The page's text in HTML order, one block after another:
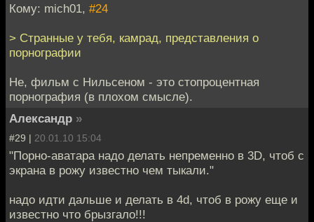
Кому: mich01, #24
> Странные у тебя, камрад, представления о
порнографии
Не, фильм с Нильсеном - это стопроцентная
порнография (в плохом смысле).
Александр »
#29 | 20.01.10 15:04
"Порно-аватара надо делать непременно в 3D, чтоб с
экрана в рожу известно чем тыкали."
надо идти дальше и делать в 4d, чтоб в рожу еще и
известно что брызгало!!!